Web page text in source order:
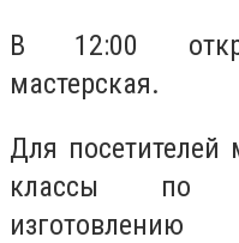
В 12:00
мастерская.
Для посетителей
классы по